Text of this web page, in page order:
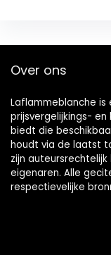
Over ons
Laflammeblanche
prijsvergelijkings-
biedt die
houdt via de laatst
zijn
eigenaren. Alle
respectievelijke